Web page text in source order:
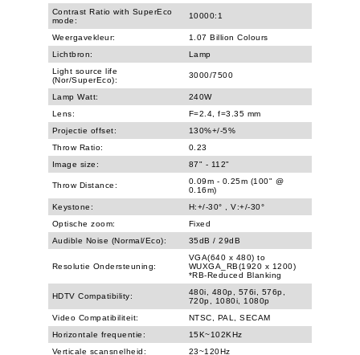
Contrast Ratio with SuperEco
mode:
10000:1
Weergavekleur:
1.07 Billion Colours
Lichtbron:
Lamp
Light source life
(Nor/SuperEco):
3000/7500
Lamp Watt:
240W
Lens:
F=2.4, f=3.35 mm
Projectie offset:
130%+/-5%
Throw Ratio:
0.23
Image size:
87" - 112"
Throw Distance:
0.09m - 0.25m (100" @
0.16m)
Keystone:
H:+/-30° , V:+/-30°
Optische zoom:
Fixed
Audible Noise (Normal/Eco):
35dB / 29dB
Resolutie Ondersteuning:
VGA(640 x 480) to
WUXGA_RB(1920 x 1200)
*RB-Reduced Blanking
HDTV Compatibility:
480i, 480p, 576i, 576p,
720p, 1080i, 1080p
Video Compatibiliteit:
NTSC, PAL, SECAM
Horizontale frequentie:
15K~102KHz
Verticale scansnelheid:
23~120Hz